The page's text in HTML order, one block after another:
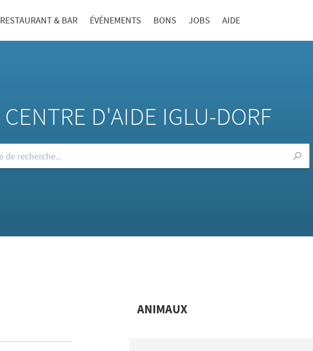
RESTAURANT & BAR ÉVÉNEMENTS BONS JOBS AIDE
CENTRE D'AIDE IGLU-DORF
ANIMAUX